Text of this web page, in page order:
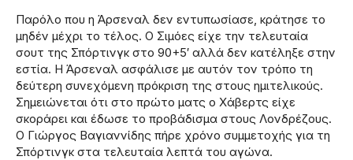
Παρόλο που η Άρσεναλ δεν εντυπωσίασε, κράτησε το
μηδέν μέχρι το τέλος. Ο Σιμόες είχε την τελευταία
σουτ της Σπόρτινγκ στο 90+5′ αλλά δεν κατέληξε στην
εστία. Η Άρσεναλ ασφάλισε με αυτόν τον τρόπο τη
δεύτερη συνεχόμενη πρόκριση της στους ημιτελικούς.
Σημειώνεται ότι στο πρώτο ματς ο Χάβερτς είχε
σκοράρει και έδωσε το προβάδισμα στους Λονδρέζους.
Ο Γιώργος Βαγιαννίδης πήρε χρόνο συμμετοχής για τη
Σπόρτινγκ στα τελευταία λεπτά του αγώνα.